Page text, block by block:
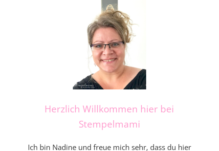
Herzlich Willkommen hier bei
Stempelmami
Ich bin Nadine und freue mich sehr, dass du hier